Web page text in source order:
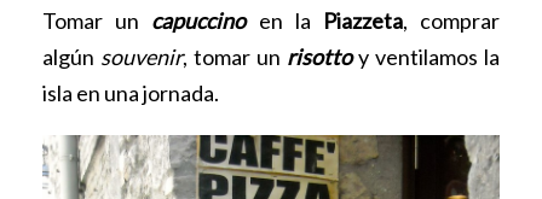
Tomar un capuccinoen la Piazzeta, comprar
algún souvenir, tomar un risotto y ventilamos la
isla en una jornada.